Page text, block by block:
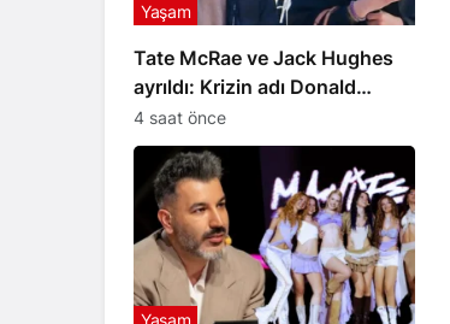
Tate McRae ve Jack Hughes
ayrıldı: Krizin adı Donald
Trump
Yaşam
4 saat önce
Yaşam